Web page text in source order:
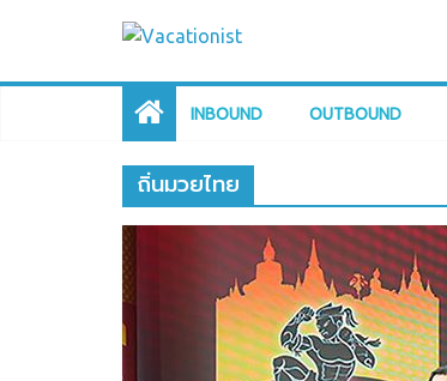
INBOUND OUTBOUND
ถิ่นมวยไทย